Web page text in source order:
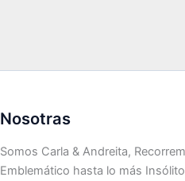
Nosotras
Somos Carla & Andreita,
Emblemático hasta lo más